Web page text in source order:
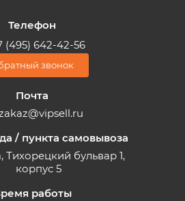
Телефон
(495) 642-42-56
звонок
Почта
/ пункта самовывоза
Тихорецкий бульвар 1,
корпус 5
работы